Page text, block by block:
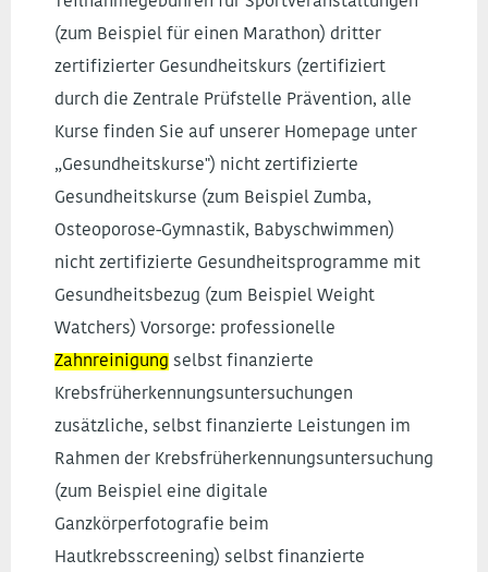
(zum Beispiel für einen Marathon) dritter
zertifizierter Gesundheitskurs (zertifiziert
durch die Zentrale Prüfstelle Prävention, alle
Kurse finden Sie auf unserer Homepage unter
„Gesundheitskurse") nicht zertifizierte
Gesundheitskurse (zum Beispiel Zumba,
Osteoporose-Gymnastik, Babyschwimmen)
nicht zertifizierte Gesundheitsprogramme mit
Gesundheitsbezug (zum Beispiel Weight
Watchers) Vorsorge: professionelle
Zahnreinigung selbst finanzierte
Krebsfrüherkennungsuntersuchungen
zusätzliche, selbst finanzierte Leistungen im
Rahmen der Krebsfrüherkennungsuntersuchung
(zum Beispiel eine digitale
Ganzkörperfotografie beim
Hautkrebsscreening) selbst finanzierte